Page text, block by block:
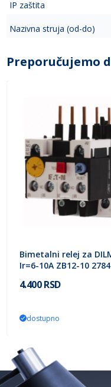
IP zaštita
Nazivna struja (od-do)
Preporučujemo
Bimetalni relej za
Ir=6-10A ZB12-10
4.400 RSD
dostupno